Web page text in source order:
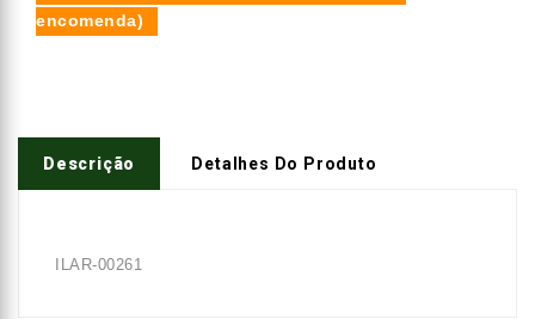
encomenda)
Descrição Detalhes Do Produto
ILAR-00261